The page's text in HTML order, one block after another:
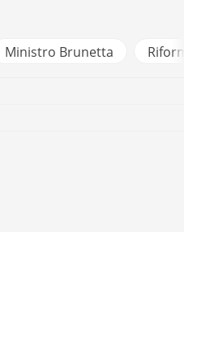
Ministro Brunetta